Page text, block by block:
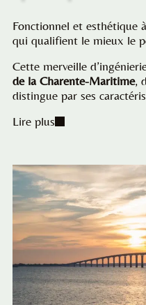
Fonctionnel et esthétique
qui qualifient le mieux le
Cette merveille
de la Charente-Maritime,
distingue par ses
Lire plus